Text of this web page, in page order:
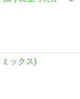
ックス)